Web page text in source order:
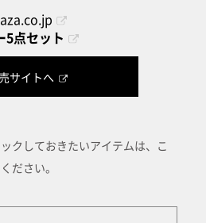
5点セット
サイトへ
クしておきたいアイテムは、こ
ださい。